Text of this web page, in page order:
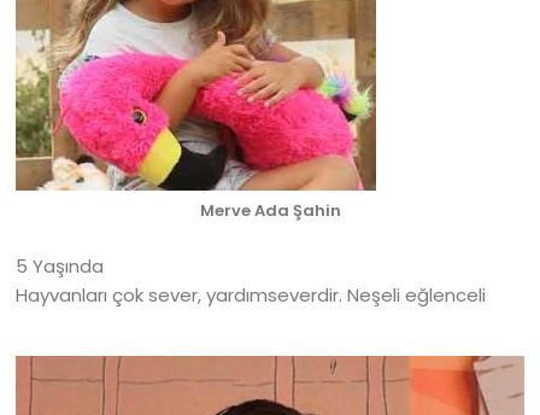
Merve Ada Şahin
5 Yaşında
Hayvanları çok sever, yardımseverdir. Neşeli eğlenceli